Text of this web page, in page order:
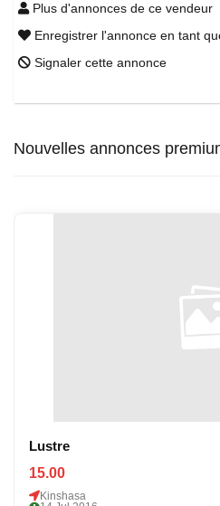
Plus d'annonces de ce vendeur
Enregistrer l'annonce en tant
Signaler cette annonce
Nouvelles annonces
Lustre
15.00
Kinshasa